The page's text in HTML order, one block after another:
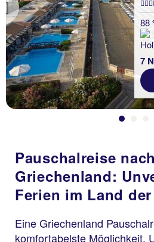
Previous 88
7
Pauschalreise nach
Griechenland:
Ferien im Land
Eine Griechenland
komfortabelste Möglichkeit,